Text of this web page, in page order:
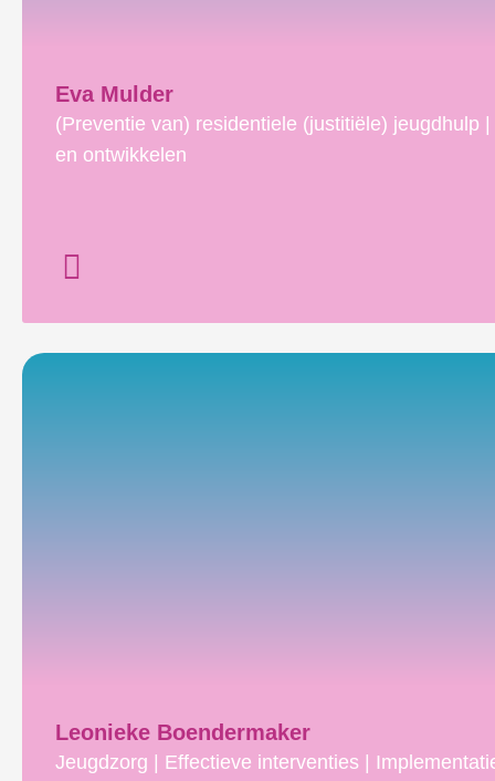
Eva Mulder
(Preventie van) residentiele (justitiële) jeugdhulp
en ontwikkelen
Leonieke Boendermaker
Jeugdzorg | Effectieve interventies |